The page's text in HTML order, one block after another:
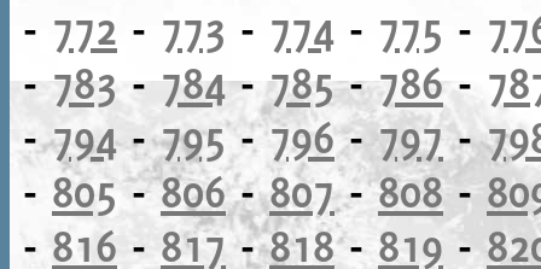
- 772 - 773 - 774 - 775 -
-783 -784-785-786-
-794-795-796-797-
- 805-806-807-808-
- 816 - 817-818- 819 -